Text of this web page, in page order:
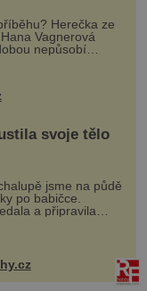
Herečka ze
Vagnerová
nepůsobí
svoje tělo
jsme na půdě
po babičce.
a připravila
Zimní pobyt
mě vlastní vinou
na kt...